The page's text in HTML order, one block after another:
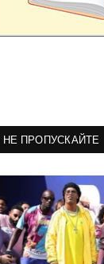
НЕ ПРОПУСКАЙТЕ